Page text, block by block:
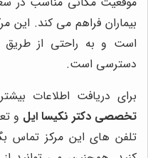
بیماران فراهم می کند. این
است و به راحتی از
دسترسی است.
برای دریافت اطلاعات
تخصصی دکتر نکیسا ایل و
تلفن های این مرکز تماس